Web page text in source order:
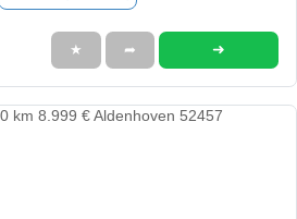
★ ➦ ➜